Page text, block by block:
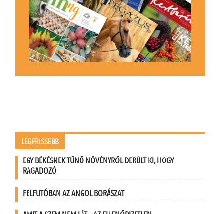
LEGFRISSEBB
EGY BÉKÉSNEK TŰNŐ NÖVÉNYRŐL DERÜLT KI, HOGY
RAGADOZÓ
FELFUTÓBAN AZ ANGOL BORÁSZAT